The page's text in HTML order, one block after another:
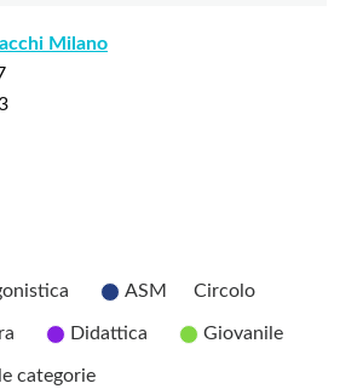
Milano
ASM Circolo
Didattica Giovanile
categorie